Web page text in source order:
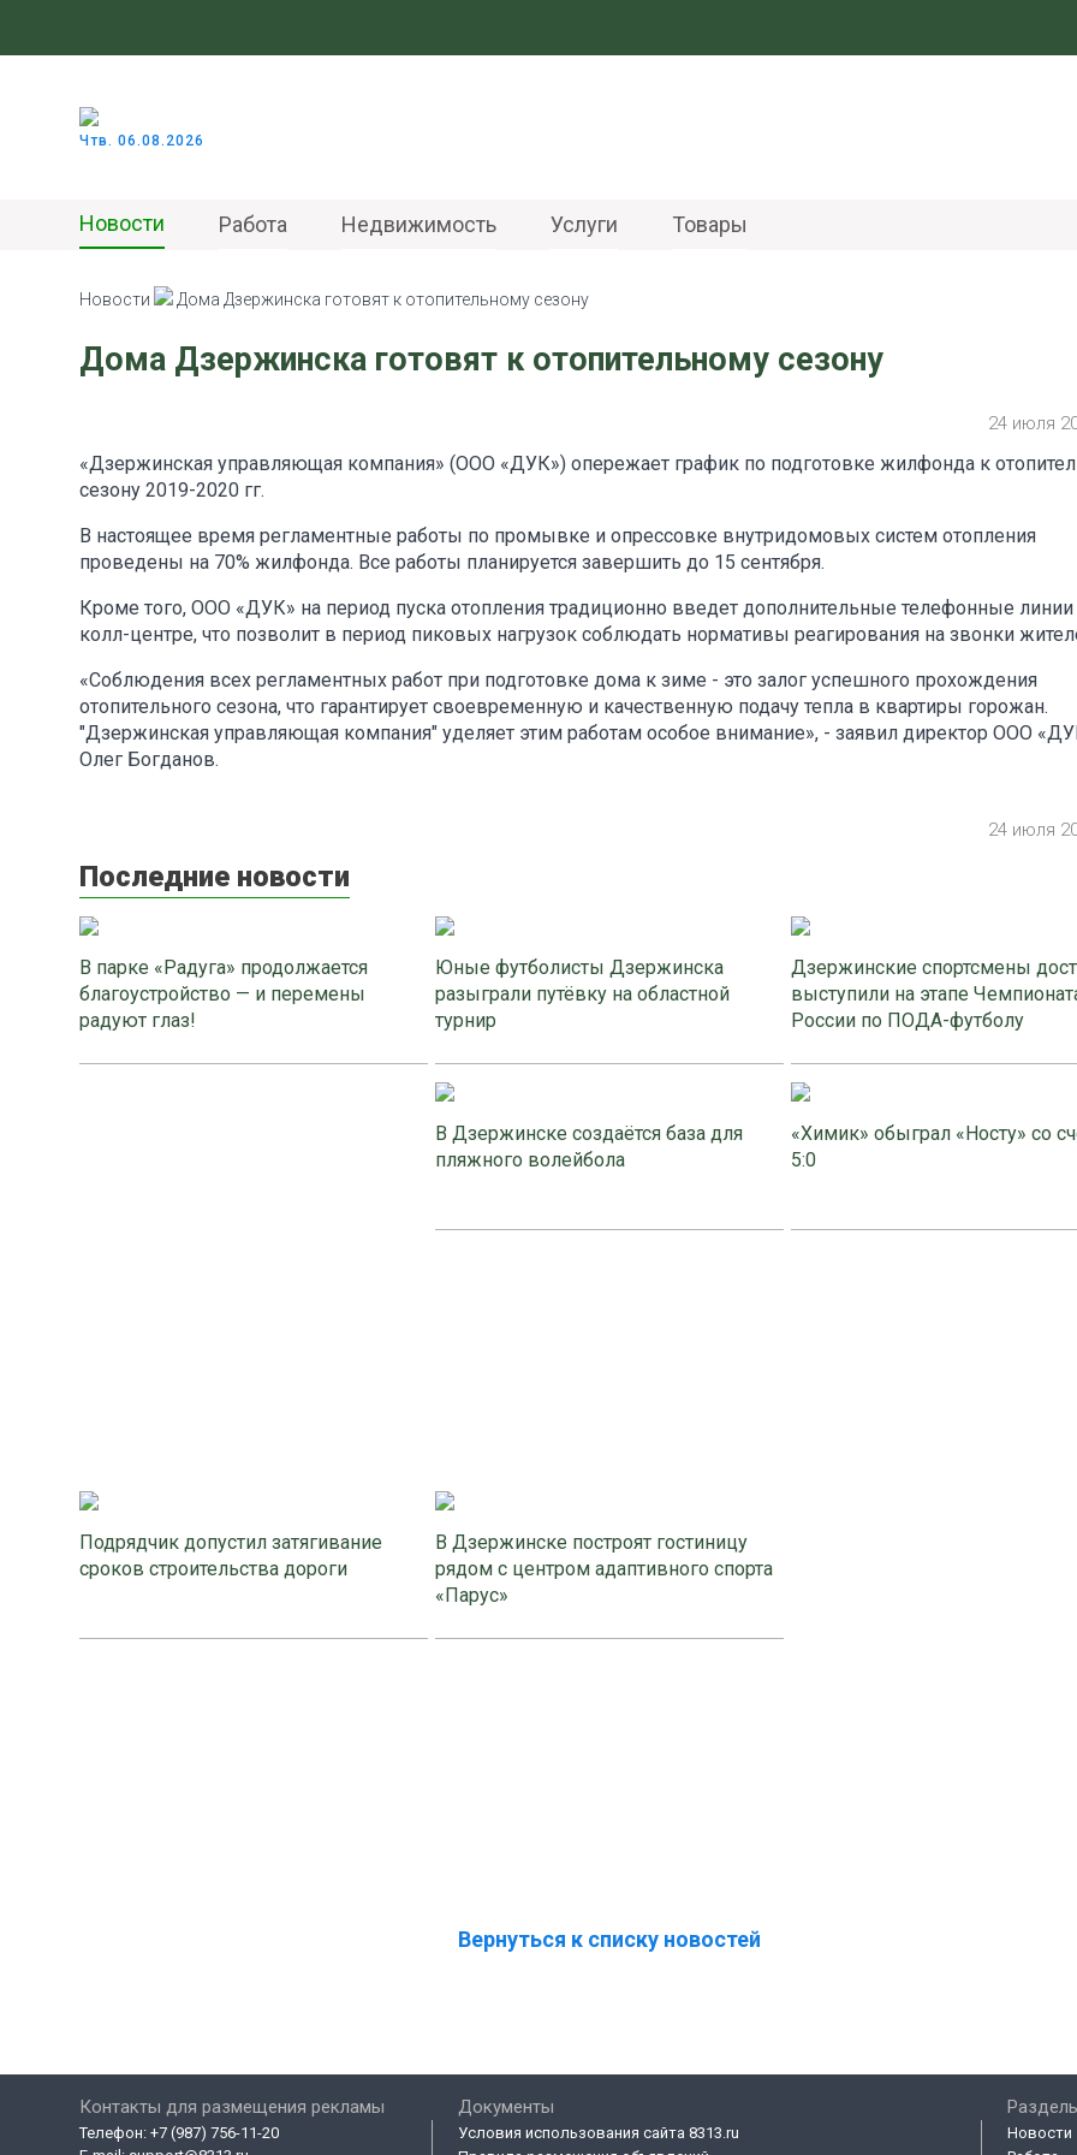
Чтв. 06.08.2026
Новости Работа Недвижимость Услуги Товары
Новости Дома Дзержинска готовят к отопительному сезону
Дома Дзержинска готовят к отопительному сезону
24 июля
«Дзержинская управляющая компания» (ООО «ДУК») опережает график по подготовке жилфонда к
сезону 2019-2020 гг.
В настоящее время регламентные работы по промывке и опрессовке внутридомовых систем отопления
проведены на 70% жилфонда. Все работы планируется завершить до 15 сентября.
Кроме того, ООО «ДУК» на период пуска отопления традиционно введет дополнительные телефонные линии
колл-центре, что позволит в период пиковых нагрузок соблюдать нормативы реагирования на звонки
«Соблюдения всех регламентных работ при подготовке дома к зиме - это залог успешного прохождения
отопительного сезона, что гарантирует своевременную и качественную подачу тепла в квартиры горожан.
"Дзержинская управляющая компания" уделяет этим работам особое внимание», - заявил директор ООО
Олег Богданов.
24 июля
Последние новости
В парке «Радуга» продолжается
благоустройство — и перемены
радуют глаз!
Юные футболисты Дзержинска
разыграли путёвку на областной
турнир
Дзержинские спортсмены
выступили на этапе
России по ПОДА-футболу
В Дзержинске создаётся база для
пляжного волейбола
«Химик» обыграл «Носту» со
5:0
Подрядчик допустил затягивание
сроков строительства дороги
В Дзержинске построят гостиницу
рядом с центром адаптивного спорта
«Парус»
Вернуться к списку новостей
Контакты для размещения рекламы
Телефон: +7 (987) 756-11-20
Документы
Условия использования сайта 8313.ru
Новости